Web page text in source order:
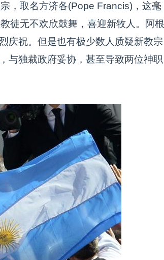
，取名方济各(Pope Francis)，这毫
徒无不欢欣鼓舞，喜迎新牧人。阿根
庆祝。但是也有极少数人质疑新教宗
与独裁政府妥协，甚至导致两位神职